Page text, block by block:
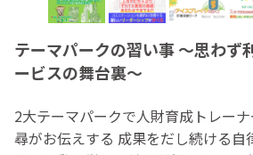
テーマパークの習い事 〜思わず
ービスの舞台裏〜
2大テーマパークで人財育成トレー
尋がお伝えする 成果をだし続ける自